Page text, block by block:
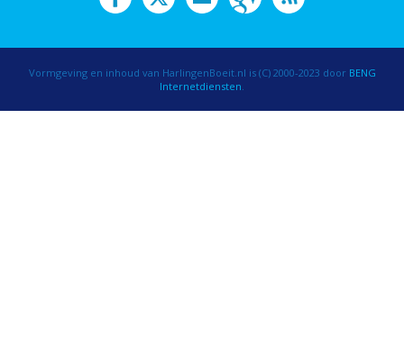
Vormgeving en inhoud van HarlingenBoeit.nl is (C) 2000-2023 door BENG
Internetdiensten